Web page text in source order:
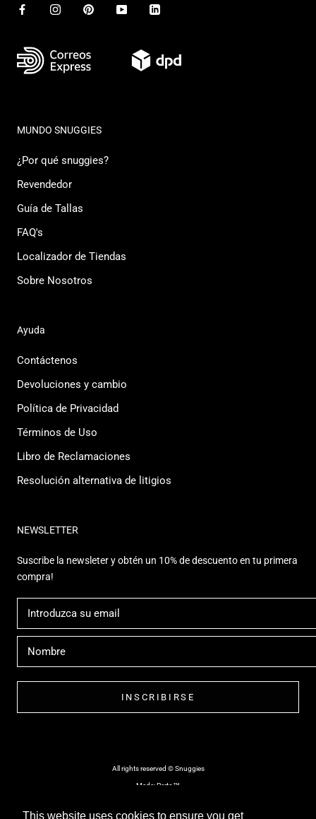
This website uses cookies to ensure you get
This website uses cookies to ensure you get
MUNDO SNUGGIES
¿Por qué snuggies?
Revendedor
Guía de Tallas
FAQ's
Localizador de Tiendas
Sobre Nosotros
Ayuda
Contáctenos
Devoluciones y cambio
Política de Privacidad
Términos de Uso
Libro de Reclamaciones
Resolución alternativa de litigios
NEWSLETTER
Suscribe la newsleter y obtén un 10% de descuento en tu primera
compra!
INSCRIBIRSE
All rights reserved © Snuggies
Made: Perto™